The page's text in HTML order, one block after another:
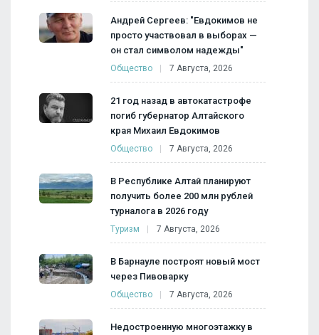
Андрей Сергеев: "Евдокимов не
просто участвовал в выборах —
он стал символом надежды"
Общество 7 Августа, 2026
21 год назад в автокатастрофе
погиб губернатор Алтайского
края Михаил Евдокимов
Общество 7 Августа, 2026
В Республике Алтай планируют
получить более 200 млн рублей
турналога в 2026 году
Туризм 7 Августа, 2026
В Барнауле построят новый мост
через Пивоварку
Общество 7 Августа, 2026
Недостроенную многоэтажку в